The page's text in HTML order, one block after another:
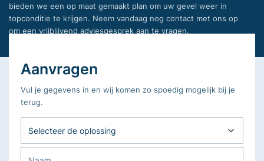
bieden we een op maat gemaakt plan om uw gevel weer in
topconditie te krijgen. Neem vandaag nog contact met ons op
om een vrijblijvend adviesgesprek aan te vragen.
Aanvragen
Vul je gegevens in en wij komen zo spoedig mogelijk bij je
terug.